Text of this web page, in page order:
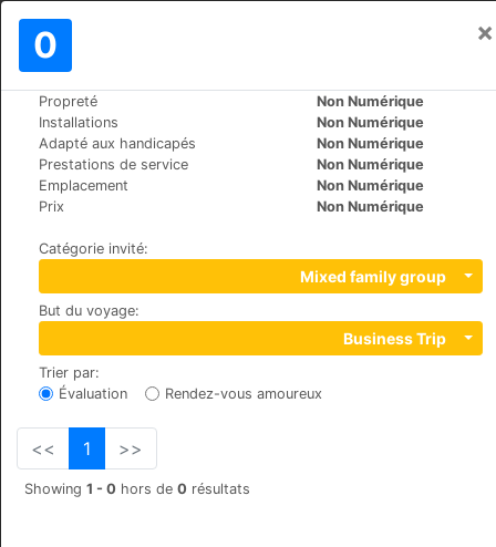
0 ×
Propreté
Non Numérique
Installations
Non Numérique
Adapté aux handicapés
Non Numérique
Prestations de service
Non Numérique
Emplacement
Non Numérique
Prix
Non Numérique
Catégorie invité:
Mixed family group
But du voyage:
Business Trip
Trier par:
Évaluation
Rendez-vous amoureux
<< 1 >>
Showing 1 - 0 hors de 0 résultats
Le Monde>
Les Sources des Alpes
+41 (0)27 472 20 00
Tuftstrasse 17, 3954